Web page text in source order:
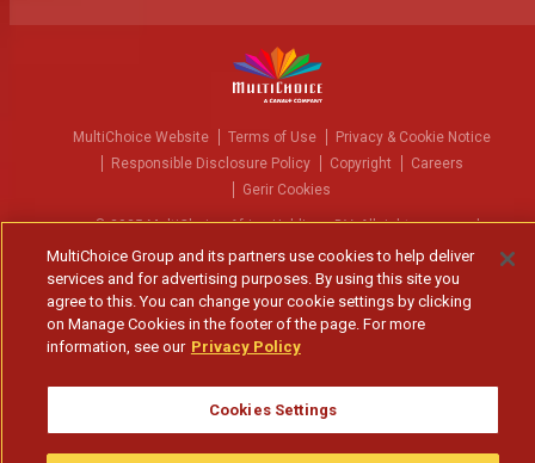
MultiChoice Website Terms of Use
Privacy & Cookie Notice
Responsible Disclosure Policy
Copyright
Careers
Gerir Cookies
© 2025 MultiChoice Africa Holdings BV. All rights reserved
MultiChoice Group and its partners use cookies to help deliver
services and for advertising purposes. By using this site you
agree to this. You can change your cookie settings by clicking
on Manage Cookies in the footer of the page. For more
information, see our Privacy Policy
Cookies Settings